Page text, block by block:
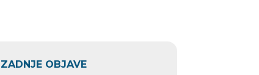
ZADNJE OBJAVE